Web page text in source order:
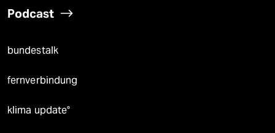
Podcast
bundestalk
fernverbindung
klima update°